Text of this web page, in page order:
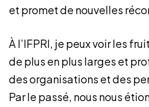
et promet de nouvelles
À l’IFPRI, je peux voir les
de plus en plus larges et
des organisations et des
Par le passé, nous nous